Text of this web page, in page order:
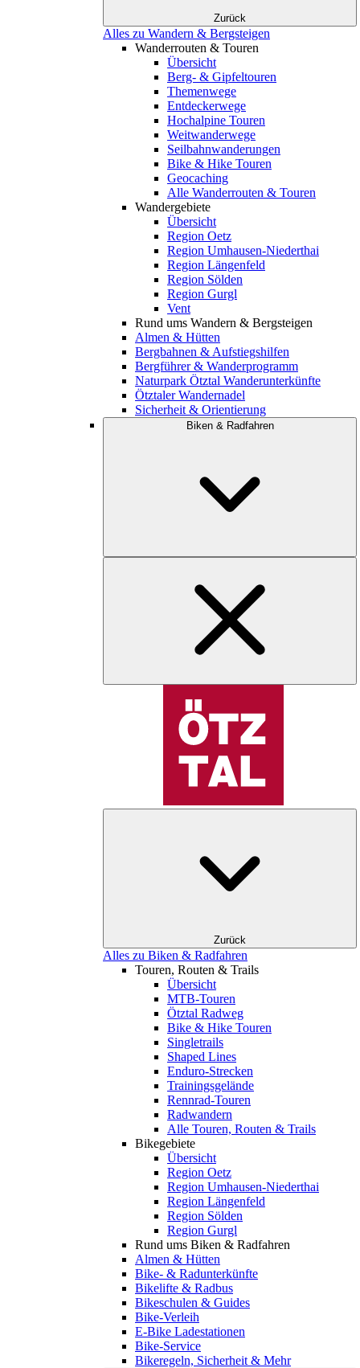
Zurück
Alles zu Wandern & Bergsteigen
Wanderrouten & Touren
Übersicht
Berg- & Gipfeltouren
Themenwege
Entdeckerwege
Hochalpine Touren
Weitwanderwege
Seilbahnwanderungen
Bike & Hike Touren
Geocaching
Alle Wanderrouten & Touren
Wandergebiete
Übersicht
Region Oetz
Region Umhausen-Niederthai
Region Längenfeld
Region Sölden
Region Gurgl
Vent
Rund ums Wandern & Bergsteigen
Almen & Hütten
Bergbahnen & Aufstiegshilfen
Bergführer & Wanderprogramm
Naturpark Ötztal Wanderunterkünfte
Ötztaler Wandernadel
Sicherheit & Orientierung
Biken & Radfahren
Zurück
Alles zu Biken & Radfahren
Touren, Routen & Trails
Übersicht
MTB-Touren
Ötztal Radweg
Bike & Hike Touren
Singletrails
Shaped Lines
Enduro-Strecken
Trainingsgelände
Rennrad-Touren
Radwandern
Alle Touren, Routen & Trails
Bikegebiete
Übersicht
Region Oetz
Region Umhausen-Niederthai
Region Längenfeld
Region Sölden
Region Gurgl
Rund ums Biken & Radfahren
Almen & Hütten
Bike- & Radunterkünfte
Bikelifte & Radbus
Bikeschulen & Guides
Bike-Verleih
E-Bike Ladestationen
Bike-Service
Bikeregeln, Sicherheit & Mehr